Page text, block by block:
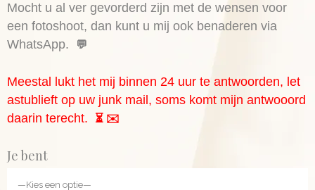
Mocht u al ver gevorderd zijn met de wensen voor
een fotoshoot, dan kunt u mij ook benaderen via
WhatsApp.
💬
Meestal lukt het mij binnen 24 uur te antwoorden, let
astublieft op uw junk mail, soms komt mijn antwooord
daarin terecht.
⏳ ✉️
Je bent